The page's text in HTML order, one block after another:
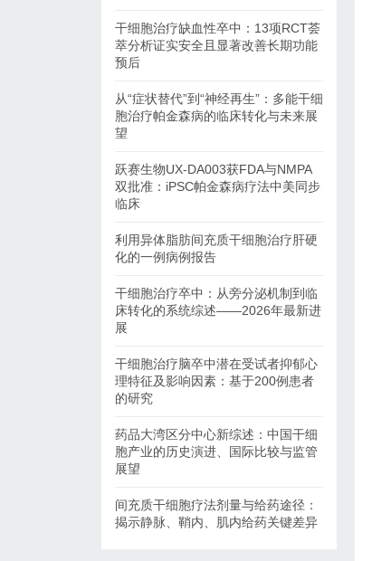
干细胞治疗缺血性卒中：13项RCT荟
萃分析证实安全且显著改善长期功能
预后
从“症状替代”到“神经再生”：多能干细
胞治疗帕金森病的临床转化与未来展
望
跃赛生物UX-DA003获FDA与NMPA
双批准：iPSC帕金森病疗法中美同步
临床
利用异体脂肪间充质干细胞治疗肝硬
化的一例病例报告
干细胞治疗卒中：从旁分泌机制到临
床转化的系统综述——2026年最新进
展
干细胞治疗脑卒中潜在受试者抑郁心
理特征及影响因素：基于200例患者
的研究
药品大湾区分中心新综述：中国干细
胞产业的历史演进、国际比较与监管
展望
间充质干细胞疗法剂量与给药途径：
揭示静脉、鞘内、肌内给药关键差异